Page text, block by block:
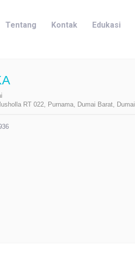
Tentang Kontak Edukasi
RT 022, Purnama, Dumai Barat, Dumai